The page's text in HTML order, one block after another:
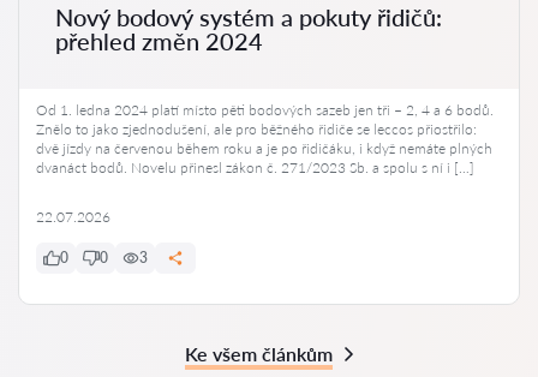
Nový bodový systém a pokuty řidičů:
přehled změn 2024
Od 1. ledna 2024 platí místo pěti bodových sazeb jen tři – 2, 4 a 6 bodů.
Znělo to jako zjednodušení, ale pro běžného řidiče se leccos přiostřilo:
dvě jízdy na červenou během roku a je po řidičáku, i když nemáte plných
dvanáct bodů. Novelu přinesl zákon č. 271/2023 Sb. a spolu s ní i […]
22.07.2026
0 0 3
Ke všem článkům